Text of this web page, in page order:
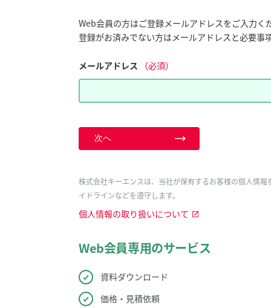
Web会員の方はご登録メールアドレスをご入力く
登録がお済みでない方はメールアドレスと必要事
メールアドレス （必須）
次へ
株式会社キーエンスは、当社が保有するお客様の個人情
イドラインなどを遵守します。
個人情報の取り扱いについて
Web会員専用のサービス
資料ダウンロード
価格・見積依頼